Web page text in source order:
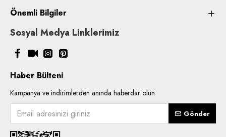
Önemli Bilgiler
Sosyal Medya Linklerimiz
Haber Bülteni
Kampanya ve indirimlerden anında haberdar olun
Gönder